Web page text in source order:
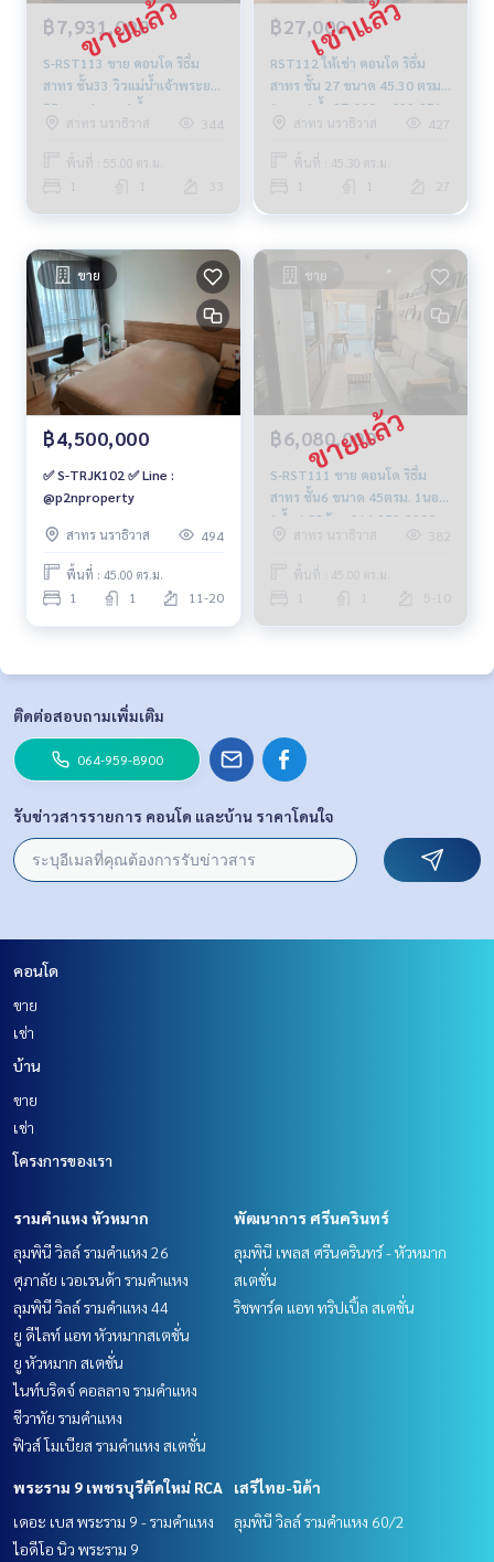
฿7,931,000
S-RST113 ขาย คอนโด ริธึ่ม
สาทร ชั้น33 วิวแม่น้ำเจ้าพระยา
55ตรม. 1นอน 1น้ำ
7.931ล้าน064-959-8900
สาทร นราธิวาส 344
พื้นที่ : 55.00 ตร.ม.
฿27,000
RST112 ให้เช่า คอนโด ริธึ่ม
สาทร ชั้น 27 ขนาด 45.30 ตรม.
1นอน 1น้ำ 27,000บ. 099-251-
6615สาทร นราธิวาส 427
พื้นที่ : 45.30 ตร.ม.
27
ขาย
฿4,500,000
✅ S-TRJK102 ✅ Line :
@p2nproperty
สาทร นราธิวาส 494
พื้นที่ : 45.00 ตร.ม.
1 1 11-20
ขาย
฿6,080,000
S-RST111 ขาย คอนโด ริธึ่ม
สาทร ชั้น6 ขนาด 45ตรม. 1นอน
1น้ำ 6.08ล้าน 064-959-8900
สาทร นราธิวาส
382
พื้นที่ : 45.00 ตร.ม.
5-10
ติดต่อสอบถามเพิ่มเติม
064-959-8900
รับข่าวสารรายการ คอนโด และบ้าน ราคาโดนใจ
คอนโด
ขาย
เช่า
บ้าน
ขาย
เช่า
โครงการของเรา
รามคำแหง หัวหมาก
ลุมพินี วิลล์ รามคำแหง 26
ศุภาลัย เวอเรนด้า รามคำแหง
ลุมพินี วิลล์ รามคำแหง 44
ยู ดีไลท์ แอท หัวหมากสเตชั่น
ยู หัวหมาก สเตชั่น
ไนท์บริดจ์ คอลลาจ รามคำแหง
ชีวาทัย รามคำแหง
ฟิวส์ โมเบียส รามคำแหง สเตชั่น
พัฒนาการ ศรีนครินทร์
ลุมพินี เพลส ศรีนครินทร์ - หัวหมาก
สเตชั่น
ริชพาร์ค แอท ทริปเปิ้ล สเตชั่น
พระราม 9 เพชรบุรีตัดใหม่ RCA
เดอะ เบส พระราม 9 - รามคำแหง
ไอดีโอ นิว พระราม 9
เสรีไทย-นิด้า
ลุมพินี วิลล์ รามคำแหง 60/2